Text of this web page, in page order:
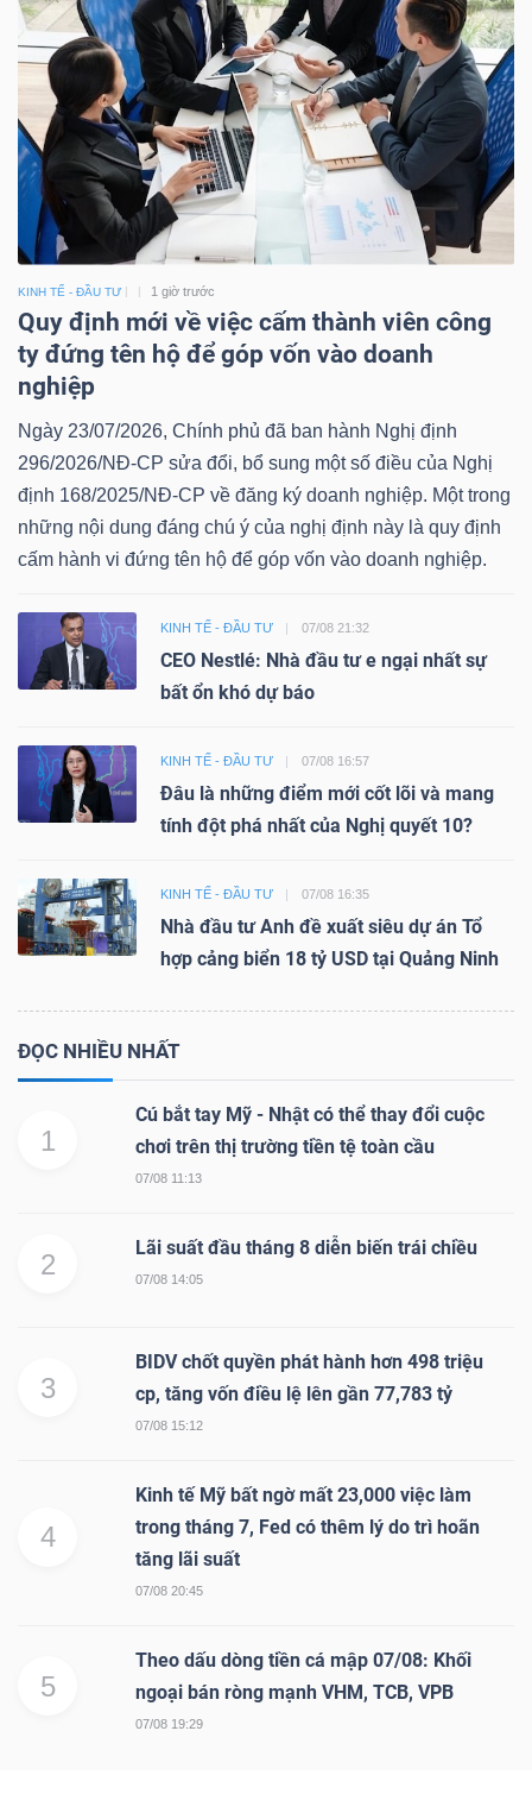
KINH TẾ - ĐẦU TƯ 1 giờ trước
Quy định mới về việc cấm thành viên công
ty đứng tên hộ để góp vốn vào doanh
nghiệp
Ngày 23/07/2026, Chính phủ đã ban hành Nghị định
296/2026/NĐ-CP sửa đổi, bổ sung một số điều của Nghị
định 168/2025/NĐ-CP về đăng ký doanh nghiệp. Một trong
những nội dung đáng chú ý của nghị định này là quy định
cấm hành vi đứng tên hộ để góp vốn vào doanh nghiệp.
KINH TẾ - ĐẦU TƯ 07/08 21:32
CEO Nestlé: Nhà đầu tư e ngại nhất sự
bất ổn khó dự báo
KINH TẾ - ĐẦU TƯ 07/08 16:57
Đâu là những điểm mới cốt lõi và mang
tính đột phá nhất của Nghị quyết 10?
KINH TẾ - ĐẦU TƯ 07/08 16:35
Nhà đầu tư Anh đề xuất siêu dự án Tổ
hợp cảng biển 18 tỷ USD tại Quảng Ninh
ĐỌC NHIỀU NHẤT
1
Cú bắt tay Mỹ - Nhật có thể thay đổi cuộc
chơi trên thị trường tiền tệ toàn cầu
07/08 11:13
2
Lãi suất đầu tháng 8 diễn biến trái chiều
07/08 14:05
3
BIDV chốt quyền phát hành hơn 498 triệu
cp, tăng vốn điều lệ lên gần 77,783 tỷ
07/08 15:12
4
Kinh tế Mỹ bất ngờ mất 23,000 việc làm
trong tháng 7, Fed có thêm lý do trì hoãn
tăng lãi suất
07/08 20:45
5
Theo dấu dòng tiền cá mập 07/08: Khối
ngoại bán ròng mạnh VHM, TCB, VPB
07/08 19:29